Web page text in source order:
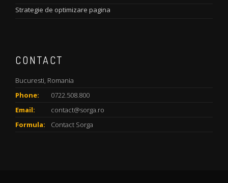
Strategie de optimizare pagina
CONTACT
Bucuresti, Romania
Phone:
0722.508.800
Email:
contact@sorga.ro
Formula:
Contact Sorga